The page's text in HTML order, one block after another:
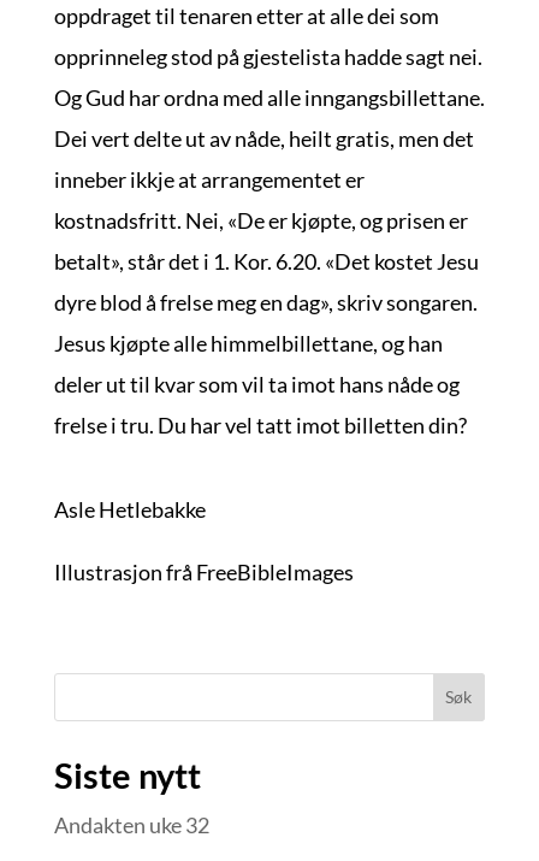
oppdraget til tenaren etter at alle dei som
opprinneleg stod på gjestelista hadde sagt nei.
Og Gud har ordna med alle inngangsbillettane.
Dei vert delte ut av nåde, heilt gratis, men det
inneber ikkje at arrangementet er
kostnadsfritt. Nei, «De er kjøpte, og prisen er
betalt», står det i 1. Kor. 6.20. «Det kostet Jesu
dyre blod å frelse meg en dag», skriv songaren.
Jesus kjøpte alle himmelbillettane, og han
deler ut til kvar som vil ta imot hans nåde og
frelse i tru. Du har vel tatt imot billetten din?
Asle Hetlebakke
Illustrasjon frå FreeBibleImages
Søk
Siste nytt
Andakten uke 32